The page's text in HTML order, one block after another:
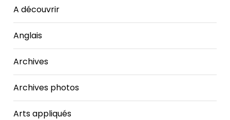
A découvrir
Anglais
Archives
Archives photos
Arts appliqués